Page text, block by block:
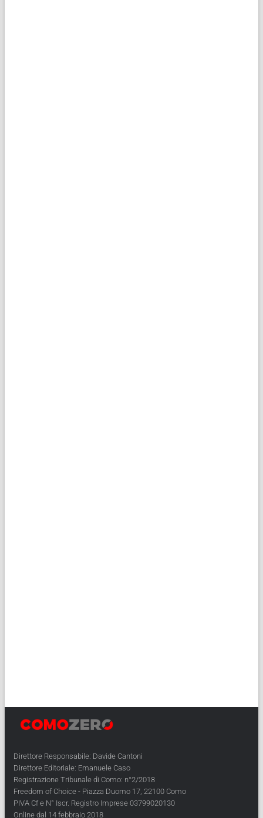
Direttore Responsabile: Davide Cantoni
Direttore Editoriale: Emanuele Caso
Registrazione Tribunale di Como: n°2/2018
Freedom of Choice - Piazza Duomo 17, 22100 Como
PIVA Cf e N° Iscr. Registro Imprese 03799020130
Online dal 14 febbraio 2018